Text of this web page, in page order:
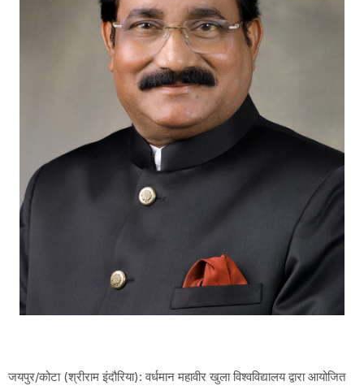
जयपुर/कोटा (श्रीराम इंदौरिया): वर्धमान महावीर खुला विश्वविद्यालय द्वारा आयोजित